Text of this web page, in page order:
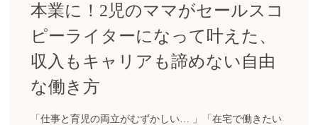
本業に！2児のママがセールスコ
ピーライターになって叶えた、
収入もキャリアも諦めない自由
な働き方
「仕事と育児の両立がむずかしい… 」「在宅で働きたい